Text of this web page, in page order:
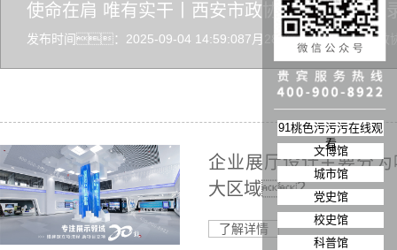
使命在肩 唯有实干丨西安市政协文史馆施工记
发布时间：2025-09-04 14:59:087月28日，西安市
费版设计施工的西安市政协文史馆正式开馆。这不仅是
企业展厅设计主要分为
大区域？
了解详情
91桃色污污污在线观
看
文博馆
城市馆
党史馆
校史馆
科普馆